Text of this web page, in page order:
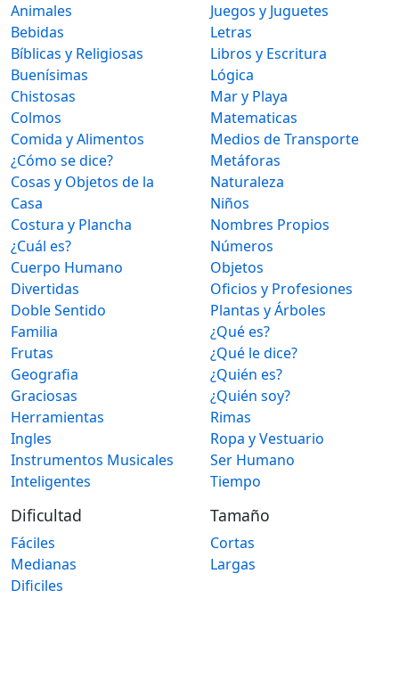
Animales
Bebidas
Bíblicas y Religiosas
Buenísimas
Chistosas
Colmos
Comida y Alimentos
¿Cómo se dice?
Cosas y Objetos de la
Casa
Costura y Plancha
¿Cuál es?
Cuerpo Humano
Divertidas
Doble Sentido
Familia
Frutas
Geografia
Graciosas
Herramientas
Ingles
Instrumentos Musicales
Inteligentes
Juegos y Juguetes
Letras
Libros y Escritura
Lógica
Mar y Playa
Matematicas
Medios de Transporte
Metáforas
Naturaleza
Niños
Nombres Propios
Números
Objetos
Oficios y Profesiones
Plantas y Árboles
¿Qué es?
¿Qué le dice?
¿Quién es?
¿Quién soy?
Rimas
Ropa y Vestuario
Ser Humano
Tiempo
Dificultad
Fáciles
Medianas
Dificiles
Tamaño
Cortas
Largas